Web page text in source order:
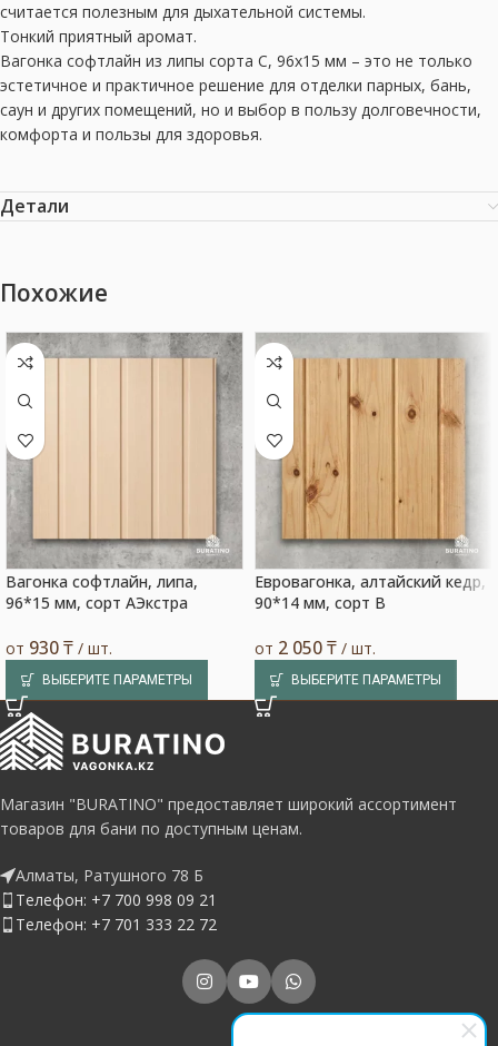
считается полезным для дыхательной системы.
Тонкий приятный аромат.
Вагонка софтлайн из липы сорта С, 96х15 мм – это не только
эстетичное и практичное решение для отделки парных, бань,
саун и других помещений, но и выбор в пользу долговечности,
комфорта и пользы для здоровья.
Детали
Похожие
Вагонка софтлайн, липа,
96*15 мм, сорт АЭкстра
от 930₸ / шт.
ВЫБЕРИТЕ ПАРАМЕТРЫ
Евровагонка, алтайский кедр,
90*14 мм, сорт B
от 2 050₸ / шт.
ВЫБЕРИТЕ ПАРАМЕТРЫ
Магазин "BURATINO" предоставляет широкий ассортимент
товаров для бани по доступным ценам.
Алматы, Ратушного 78 Б
Телефон: +7 700 998 09 21
Телефон: +7 701 333 22 72